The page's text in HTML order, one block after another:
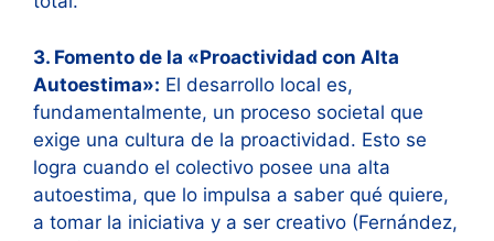
3. Fomento de la «Proactividad con Alta
Autoestima»: El desarrollo local es,
fundamentalmente, un proceso societal que
exige una cultura de la proactividad. Esto se
logra cuando el colectivo posee una alta
autoestima, que lo impulsa a saber qué quiere,
a tomar la iniciativa y a ser creativo (Fernández,